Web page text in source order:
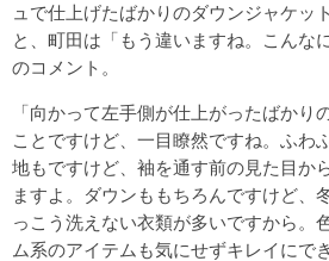
ュで仕上げたばかりのダウンジャケッ
と、町田は「もう違いますね。こんな
のコメント。
「向かって左手側が仕上がったばかり
ことですけど、一目瞭然ですね。ふわ
地もですけど、袖を通す前の見た目か
ますよ。ダウンももちろんですけど、
っこう洗えない衣類が多いですから。
ム系のアイテムも気にせずキレイにで